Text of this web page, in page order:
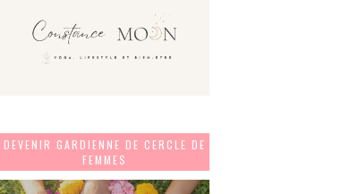
DEVENIR GARDIENNE DE CERCLE DE
FEMMES